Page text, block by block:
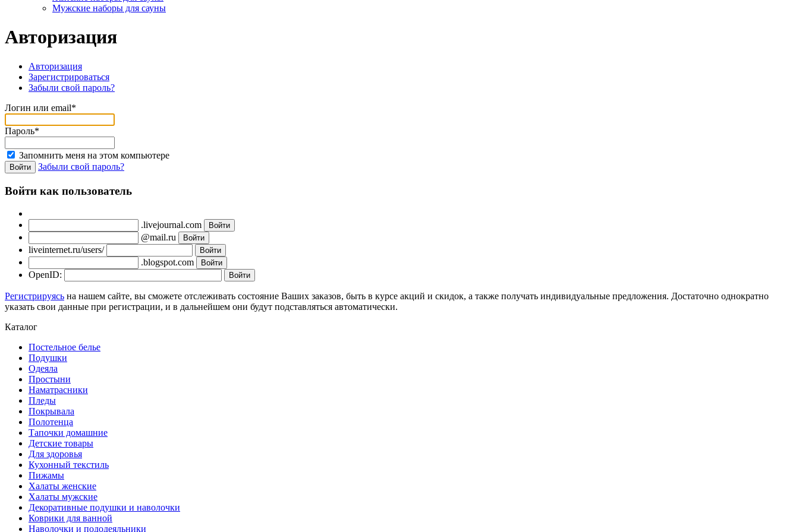
Мужские наборы для сауны
Авторизация
Авторизация
Зарегистрироваться
Забыли свой пароль?
Логин или email*
Пароль*
Запомнить меня на этом компьютере
Забыли свой пароль?
Войти как пользователь
.livejournal.com
@mail.ru
liveinternet.ru/users/
.blogspot.com
OpenID:
Регистрируясь на нашем сайте, вы сможете отслеживать состояние Ваших заказов, быть в курсе акций и скидок, а также получать индивидуальные предложения. Достаточно однократно
указать свои данные при регистрации, и в дальнейшем они будут подставляться автоматически.
Каталог
Постельное белье
Подушки
Одеяла
Простыни
Наматрасники
Пледы
Покрывала
Полотенца
Тапочки домашние
Детские товары
Для здоровья
Кухонный текстиль
Пижамы
Халаты женские
Халаты мужские
Декоративные подушки и наволочки
Коврики для ванной
Наволочки и пододеяльники